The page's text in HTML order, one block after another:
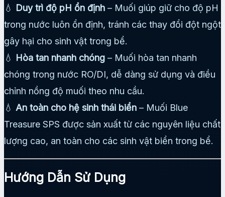
💧 Duy trì độ pH ổn định – Muối giúp giữ cho độ pH
trong nước luôn ổn định, tránh các thay đổi đột ngột
gây hại cho sinh vật trong bể.
💧 Hòa tan nhanh chóng – Muối hòa tan nhanh
chóng trong nước RO/DI, dễ dàng sử dụng và điều
chỉnh nồng độ muối theo nhu cầu.
💧 An toàn cho hệ sinh thái biển – Muối Blue
Treasure SPS được sản xuất từ các nguyên liệu chất
lượng cao, an toàn cho các sinh vật biển trong bể.
Hướng Dẫn Sử Dụng